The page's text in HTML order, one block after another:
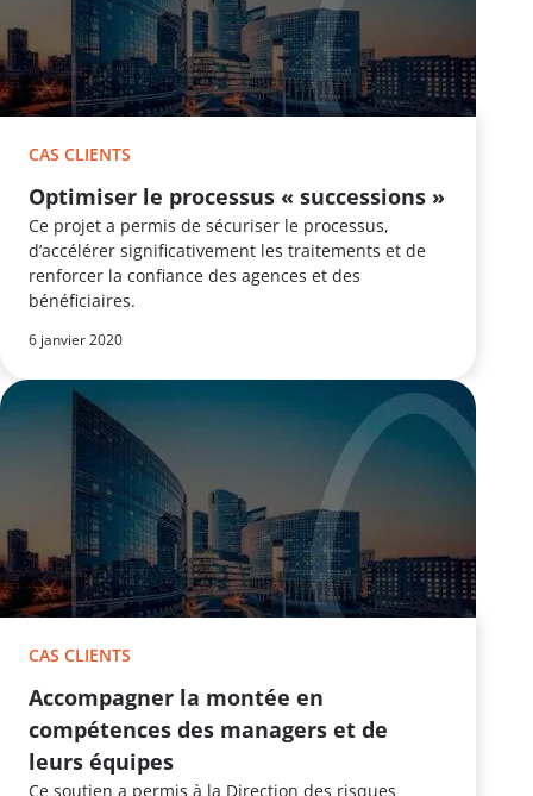
CAS CLIENTS
Optimiser le processus « successions »
Ce projet a permis de sécuriser le processus,
d’accélérer significativement les traitements et de
renforcer la confiance des agences et des
bénéficiaires.
6 janvier 2020
CAS CLIENTS
Accompagner la montée en
compétences des managers et de
leurs équipes
Ce soutien a permis à la Direction des risques